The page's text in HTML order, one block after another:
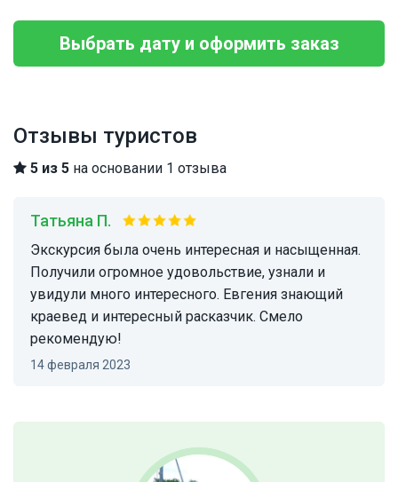
Выбрать дату и оформить заказ
Отзывы туристов
5 из 5 на основании 1 отзыва
Татьяна П.
Экскурсия была очень интересная и насыщенная.
Получили огромное удовольствие, узнали и
увидули много интересного. Евгения знающий
краевед и интересный расказчик. Смело
рекомендую!
14 февраля 2023